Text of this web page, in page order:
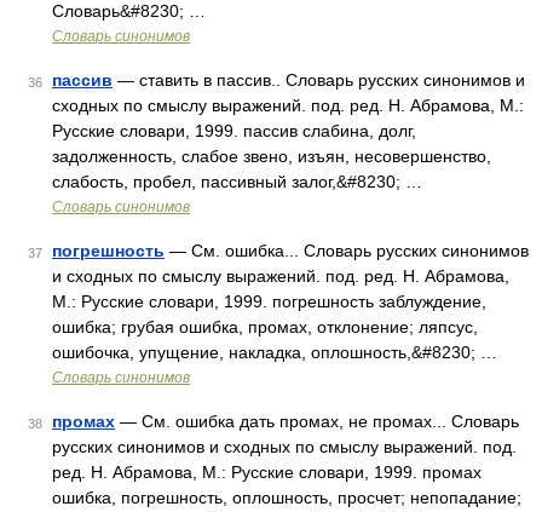
Словарь&#8230; …
Словарь синонимов
36 пассив — ставить в пассив.. Словарь русских синонимов и
сходных по смыслу выражений. под. ред. Н. Абрамова, М.:
Русские словари, 1999. пассив слабина, долг,
задолженность, слабое звено, изъян, несовершенство,
слабость, пробел, пассивный залог,&#8230; …
Словарь синонимов
37 погрешность — См. ошибка... Словарь русских синонимов
и сходных по смыслу выражений. под. ред. Н. Абрамова,
М.: Русские словари, 1999. погрешность заблуждение,
ошибка; грубая ошибка, промах, отклонение; ляпсус,
ошибочка, упущение, накладка, оплошность,&#8230; …
Словарь синонимов
38 промах — См. ошибка дать промах, не промах... Словарь
русских синонимов и сходных по смыслу выражений. под.
ред. Н. Абрамова, М.: Русские словари, 1999. промах
ошибка, погрешность, оплошность, просчет; непопадание;